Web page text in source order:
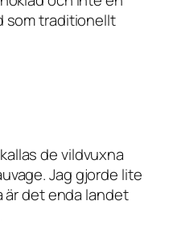
som traditionellt
de vildvuxna
Jag gjorde lite
är det enda landet